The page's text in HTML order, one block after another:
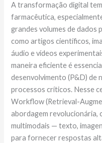
A transformação digital
farmacêutica,
grandes volumes de
como artigos científicos,
áudio e vídeos
maneira eficiente é
desenvolvimento (P&D) de
processos críticos. Nesse
Workflow (Retrieval-
abordagem revolucionária,
multimodais — texto,
para fornecer respostas
Qualidade,
a
Inovação
e
o
Compliance
na
Industria
Médica
e
Farmacêutica